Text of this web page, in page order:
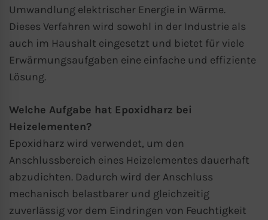
Umwandlung elektrischer Energie in Wärme.
Dieses Verfahren wird sowohl in der Industrie als
auch im Haushalt eingesetzt und bietet für viele
Erwärmungsaufgaben eine einfache und effiziente
Lösung.
Welche Aufgabe hat Epoxidharz bei
Heizelementen?
Epoxidharz wird verwendet, um den
Anschlussbereich eines Heizelementes dauerhaft
abzudichten. Dadurch wird der Anschluss
mechanisch belastbarer und gleichzeitig
zuverlässig vor dem Eindringen von Feuchtigkeit